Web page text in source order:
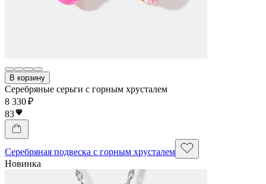
В корзину
Серебряные серьги с горным хрусталем
8 330 ₽
83
Серебряная подвеска с горным хрусталем
Новинка